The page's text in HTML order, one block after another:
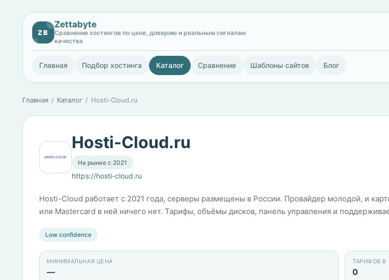
ZB
Zettabyte
Сравнение хостингов по цене, доверию и реальным сигналам
качества
Главная Подбор хостинга Каталог Сравнение Шаблоны сайтов Блог
Главная Каталог Hosti-Cloud.ru
Hosti-Cloud.ru
На рынке с 2021
https://hosti-cloud.ru
Hosti-Cloud работает с 2021 года, серверы размещены в России. Провайдер молодой, и
или Mastercard в ней ничего нет. Тарифы, объёмы дисков, панель управления и
Low confidence
МИНИМАЛЬНАЯ ЦЕНА
—
ТАРИФОВ В
0